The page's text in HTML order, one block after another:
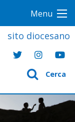
Menu
sito diocesano
Cerca